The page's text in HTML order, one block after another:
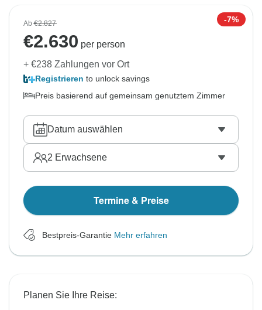
Ab€2.827 -7%
€2.630 per person
+ €238 Zahlungen vor Ort
Registrieren to unlock savings
Preis basierend auf gemeinsam genutztem Zimmer
Datum auswählen
2 Erwachsene
Termine & Preise
Bestpreis-Garantie Mehr erfahren
Planen Sie Ihre Reise: